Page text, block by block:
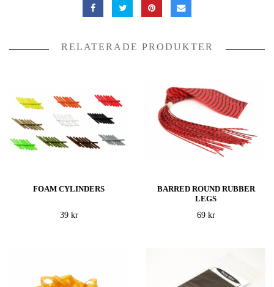
RELATERADE PRODUKTER
FOAM CYLINDERS
39 kr
BARRED ROUND RUBBER
LEGS
69 kr